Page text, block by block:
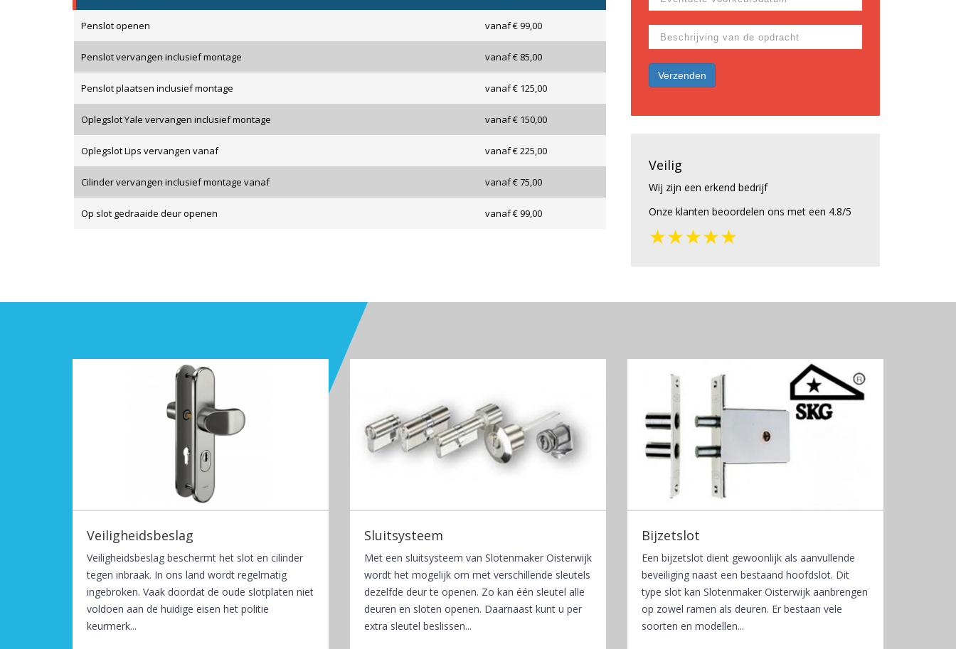
Penslot openen vanaf € 99,00
Penslot vervangen inclusief montage vanaf € 85,00
Penslot plaatsen inclusief montage vanaf € 125,00
Oplegslot Yale vervangen inclusief montage vanaf € 150,00
Oplegslot Lips vervangen vanaf vanaf € 225,00
Cilinder vervangen inclusief montage vanaf vanaf € 75,00
Op slot gedraaide deur openen vanaf € 99,00
Veilig
Wij zijn een erkend bedrijf
Onze klanten beoordelen ons met een 4.8/5
★★★★★
Veiligheidsbeslag
Veiligheidsbeslag beschermt het slot en cilinder
tegen inbraak. In ons land wordt regelmatig
ingebroken. Vaak doordat de oude slotplaten niet
voldoen aan de huidige eisen het politie
keurmerk...
Sluitsysteem
Met een sluitsysteem van Slotenmaker Oisterwijk
wordt het mogelijk om met verschillende sleutels
dezelfde deur te openen. Zo kan één sleutel alle
deuren en sloten openen. Daarnaast kunt u per
extra sleutel beslissen...
Bijzetslot
Een bijzetslot dient gewoonlijk als aanvullende
beveiliging naast een bestaand hoofdslot. Dit
type slot kan Slotenmaker Oisterwijk aanbrengen
op zowel ramen als deuren. Er bestaan vele
soorten en modellen...